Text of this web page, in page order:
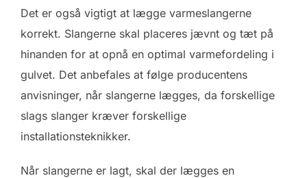
Det er også vigtigt at lægge varmeslangerne
korrekt. Slangerne skal placeres jævnt og tæt på
hinanden for at opnå en optimal varmefordeling i
gulvet. Det anbefales at følge producentens
anvisninger, når slangerne lægges, da forskellige
slags slanger kræver forskellige
installationsteknikker.
Når slangerne er lagt, skal der lægges en